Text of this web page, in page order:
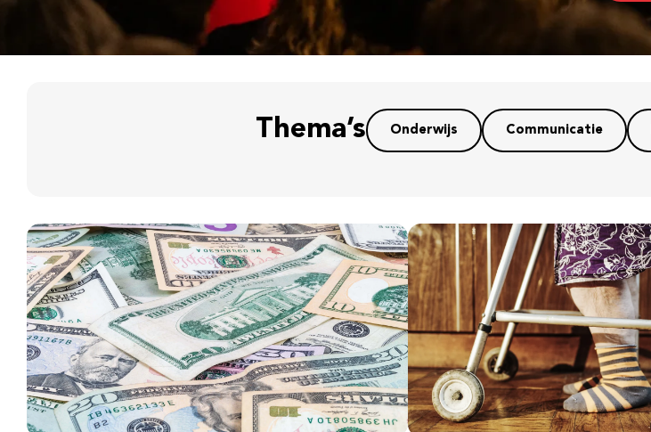
Thema’s Onderwijs Communicatie